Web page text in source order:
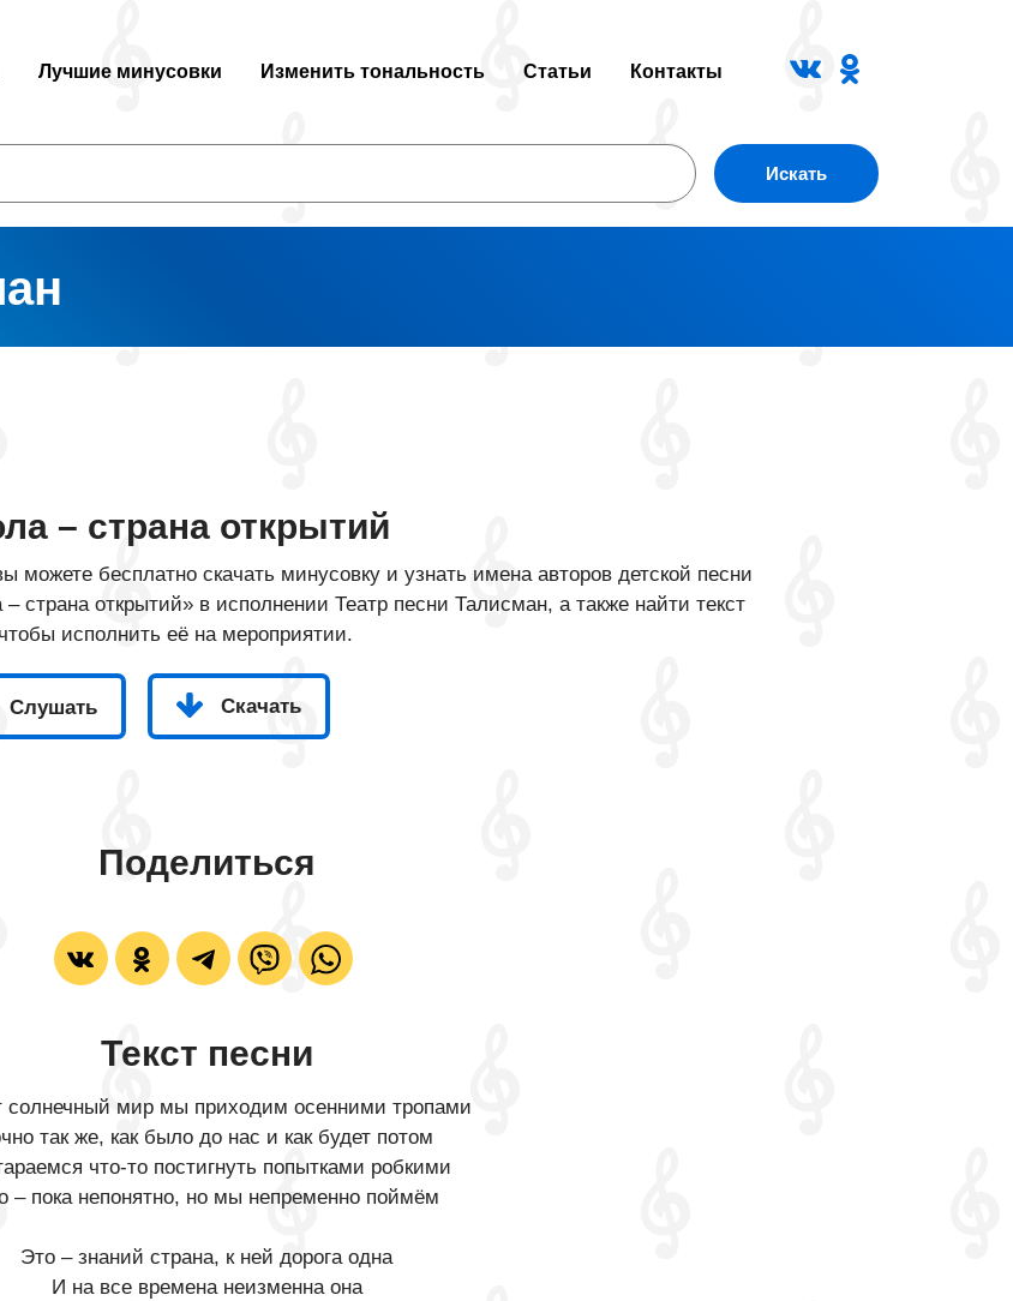
Лучшие минусовки Изменить тональность Статьи Контакты
Искать
– страна открытий
можете бесплатно скачать минусовку и узнать имена авторов детской песни
страна открытий» в исполнении Театр песни Талисман, а также найти текст
исполнить её на мероприятии.
Слушать Скачать
Поделиться
Текст песни
солнечный мир мы приходим осенними тропами
так же, как было до нас и как будет потом
что-то постигнуть попытками робкими
– пока непонятно, но мы непременно поймём
Это – знаний страна, к ней дорога одна
И на все времена неизменна она